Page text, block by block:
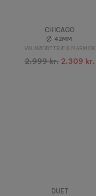
CHICAGO
42MM
VALNØDDETRÆ & MARMOR
2.999 kr. 2.309 kr.
DUET